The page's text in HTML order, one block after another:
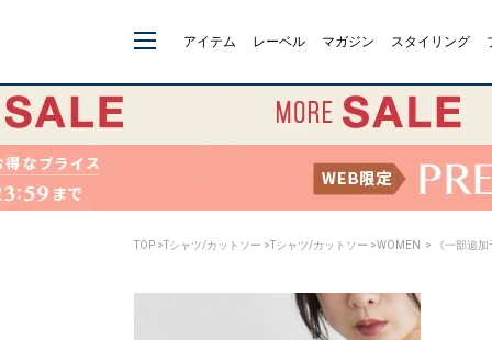
アイテム レーベル マガジン スタイリング
TOP >Tシャツ/カットソー >Tシャツ/カットソー >WOMEN > 《一部追